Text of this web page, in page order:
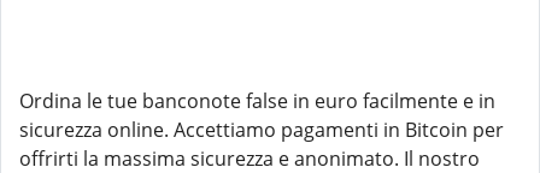
Ordina le tue banconote false in euro facilmente e in
sicurezza online. Accettiamo pagamenti in Bitcoin per
offrirti la massima sicurezza e anonimato. Il nostro